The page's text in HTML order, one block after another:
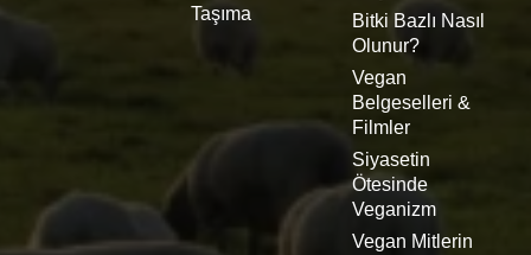
Taşıma
Bitki Bazlı Nasıl
Olunur?
Vegan
Belgeselleri &
Filmler
Siyasetin
Ötesinde
Veganizm
Vegan Mitlerin